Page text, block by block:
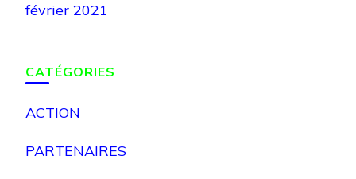
février 2021
CATÉGORIES
ACTION
PARTENAIRES